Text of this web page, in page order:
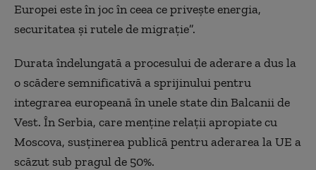
Europei este în joc în ceea ce privește energia,
securitatea și rutele de migrație”.
Durata îndelungată a procesului de aderare a dus la
o scădere semnificativă a sprijinului pentru
integrarea europeană în unele state din Balcanii de
Vest. În Serbia, care menține relații apropiate cu
Moscova, susținerea publică pentru aderarea la UE a
scăzut sub pragul de 50%.